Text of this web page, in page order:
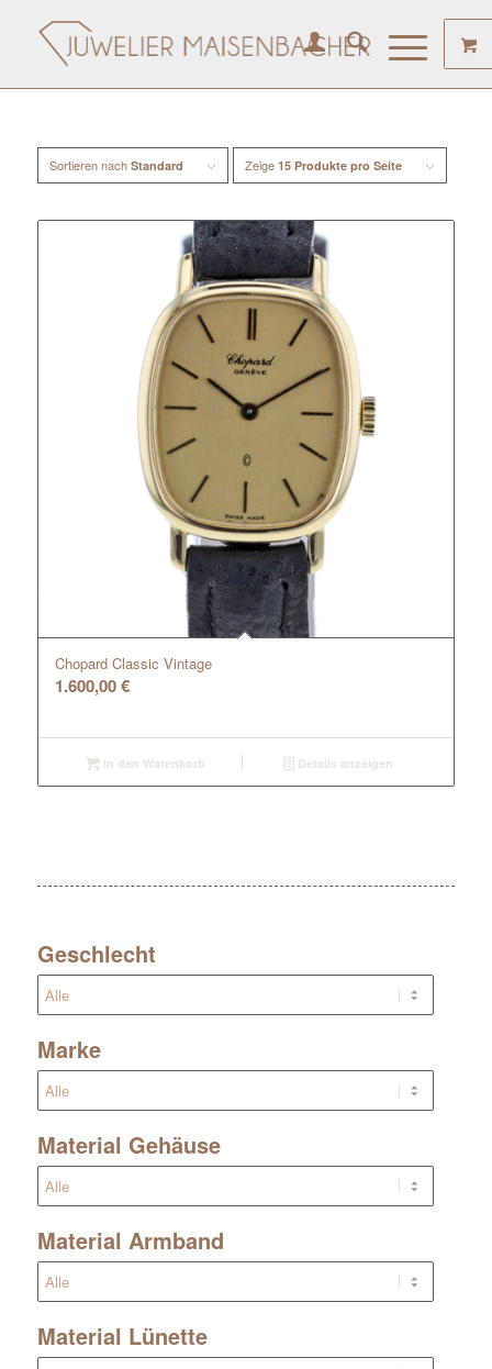
Sortieren nach Standard Zeige 15 Produkte pro Seite
Chopard Classic Vintage
1.600,00€
In den Warenkorb Details anzeigen
Geschlecht
Marke
Material Gehäuse
Material Armband
Material Lünette